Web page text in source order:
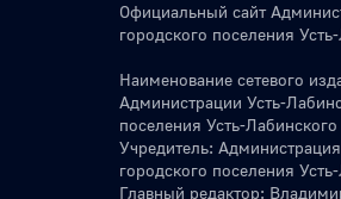
Официальный сайт
городского поселения
Наименование сетевого
Администрации Усть-
поселения Усть-
Учредитель:
городского поселения
Главный редактор: